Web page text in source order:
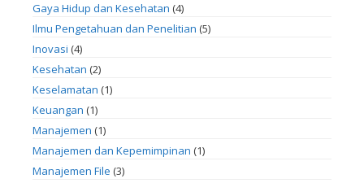
Gaya Hidup dan Kesehatan (4)
Ilmu Pengetahuan dan Penelitian (5)
Inovasi (4)
Kesehatan (2)
Keselamatan (1)
Keuangan (1)
Manajemen (1)
Manajemen dan Kepemimpinan (1)
Manajemen File (3)